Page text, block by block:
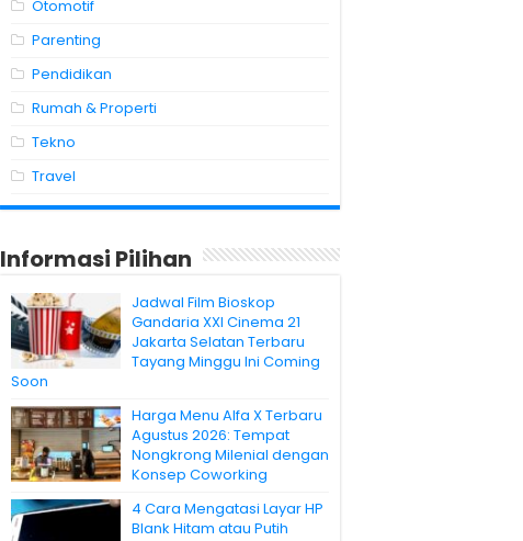
Otomotif
Parenting
Pendidikan
Rumah & Properti
Tekno
Travel
Informasi Pilihan
Jadwal Film Bioskop
Gandaria XXI Cinema 21
Jakarta Selatan Terbaru
Tayang Minggu Ini Coming
Soon
Harga Menu Alfa X Terbaru
Agustus 2026: Tempat
Nongkrong Milenial dengan
Konsep Coworking
4 Cara Mengatasi Layar HP
Blank Hitam atau Putih